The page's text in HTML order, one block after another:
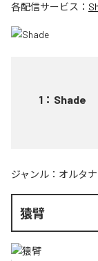
各配信サービス：
1 ： Shade
ジャンル： オルタ
猿臂